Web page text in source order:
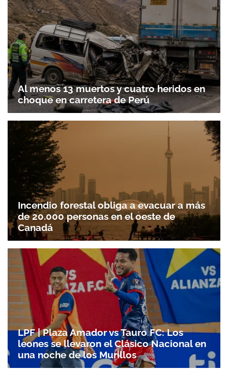
Al menos 13 muertos y cuatro heridos en
choque en carretera de Perú
Incendio forestal obliga a evacuar a más
de 20.000 personas en el oeste de
Canadá
LPF | Plaza Amador vs Tauro FC: Los
leones se llevaron el Clásico Nacional en
una noche de los Murillos